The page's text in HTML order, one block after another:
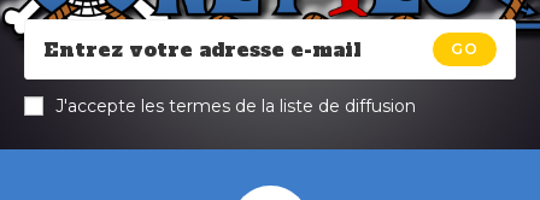
GO
J'accepte les termes de la liste de diffusion